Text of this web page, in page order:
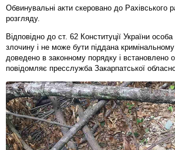
Обвинувальні акти скеровано до Рахівського
розгляду.
Відповідно до ст. 62 Конституції України
злочину і не може бути піддана
доведено в законному порядку і встановлено
повідомляє пресслужба Закарпатської